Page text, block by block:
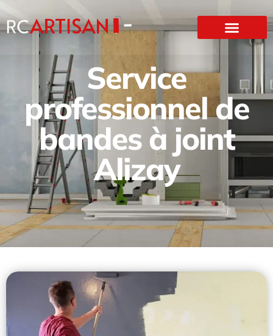
Service
professionnel de
bandes à joint
Alizay